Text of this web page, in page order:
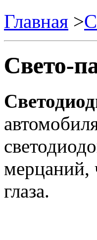
Главная >
Свето-
мерцаний,
глаза.